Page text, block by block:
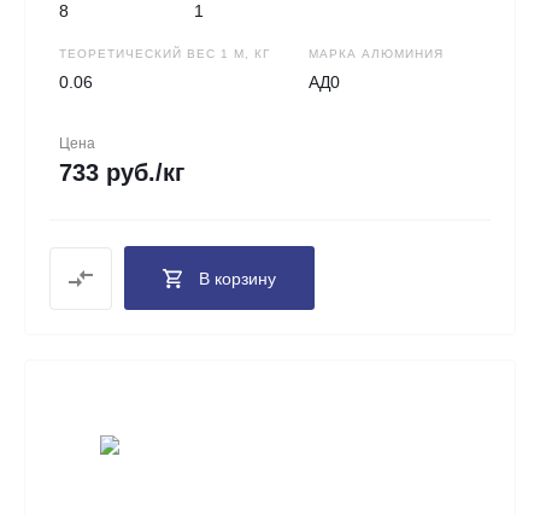
8 1
ТЕОРЕТИЧЕСКИЙ ВЕС 1 М, КГ
0.06
МАРКА АЛЮМИНИЯ
АД0
Цена
733 руб./кг
В корзину